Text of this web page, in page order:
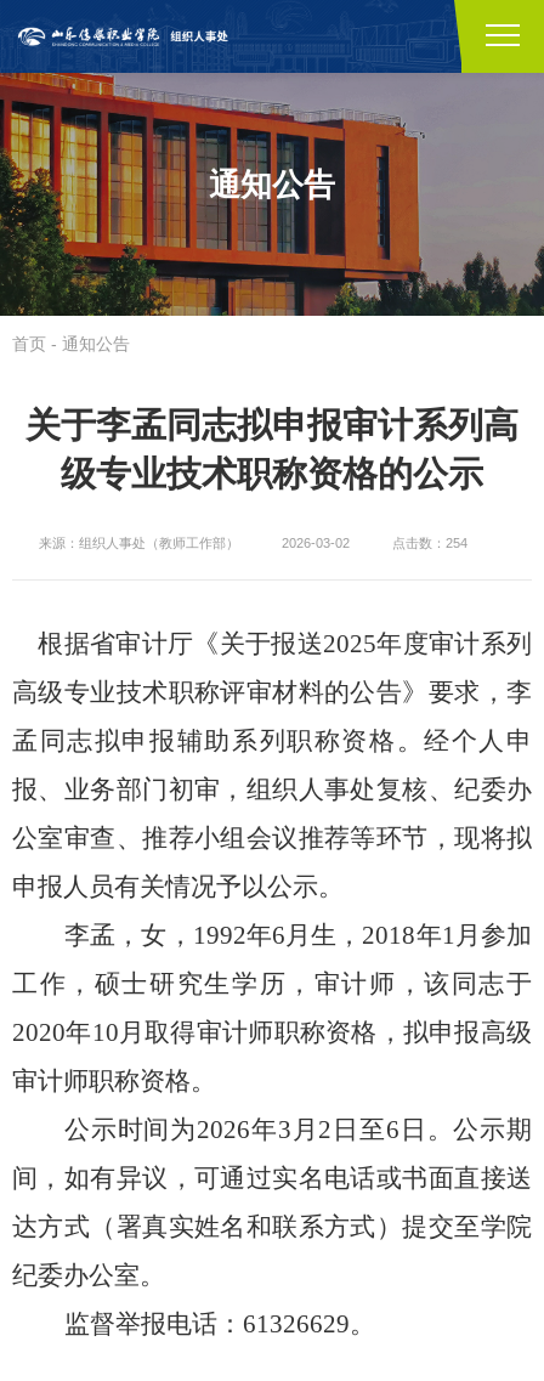
通知公告
首页 - 通知公告
关于李孟同志拟申报审计系列高
级专业技术职称资格的公示
来源：组织人事处（教师工作部） 2026-03-02 点击数：254
根据省审计厅 《关于报送2025年度审计系列
高级专业技术职称评审材料的公告》 要求，李
孟 同志拟申报辅助系列职称资格。经个人申
报、 业务部门初审，组织人事处复核、纪委办
公室审查、推荐小组会议推荐等环节，现将拟
申报人员有关情况予以公示。
李孟，女， 1992年6月生，2018年1月参加
工作，硕士研究生学历，审计师，该同志于
2020年10 月取得审计师职称资格 ，拟申报高级
审计师职称资格。
公示时间为2026年3 月 2 日至6 日 。公示期
间， 如有异议， 可通过实名电话或书面直接送
达方式（署真实姓名和联系方式）提交至学院
纪委办公室。
监督举报电话： 61326629。